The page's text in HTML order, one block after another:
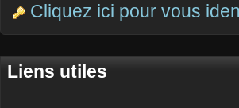
Cliquez ici pour vous
Liens utiles